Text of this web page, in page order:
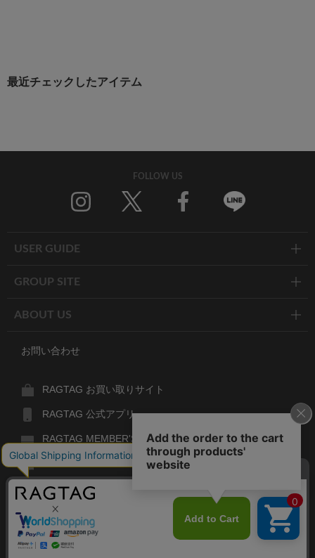
最近チェックしたアイテム
FOLLOW US
USER GUIDE
GROUP SITE
ABOUT US
お問い合わせ
RAGTAG お買い取りサイト
RAGTAG 公式アプリ
RAGTAG MEMBER'S CARD
RAGTAG MAGAZINE
RAGTAG Global